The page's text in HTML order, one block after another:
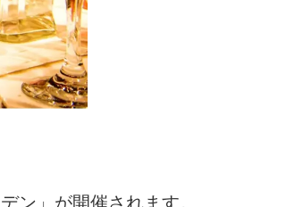
ン」が開催されます。